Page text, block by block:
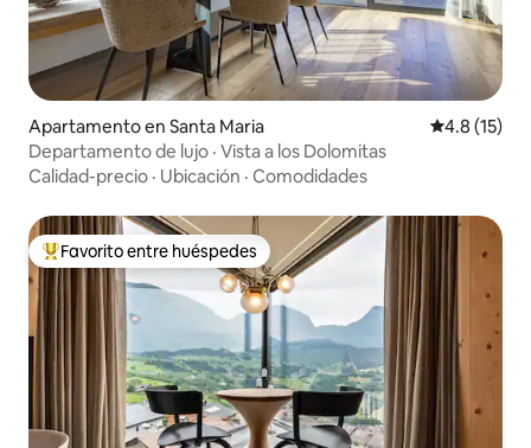
Apartamento en Santa Maria Calificación
4.8 (15)
Departamento de lujo · Vista a los Dolomitas
Calidad-precio · Ubicación · Comodidades
Favorito entre huéspedes preferido
Favorito entre huéspedes